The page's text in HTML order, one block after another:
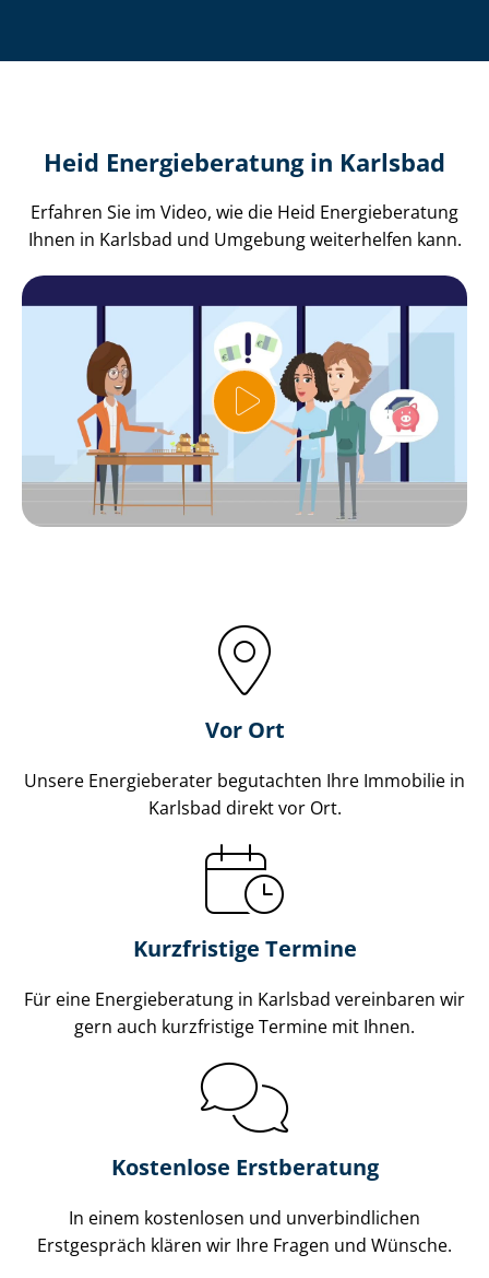
Heid Energieberatung in Karlsbad
Erfahren Sie im Video, wie die Heid Energieberatung
Ihnen in Karlsbad und Umgebung weiterhelfen kann.
Vor Ort
Unsere Energieberater begutachten Ihre Immobilie in
Karlsbad direkt vor Ort.
Kurzfristige Termine
Für eine Energieberatung in Karlsbad vereinbaren wir
gern auch kurzfristige Termine mit Ihnen.
Kostenlose Erstberatung
In einem kostenlosen und unverbindlichen
Erstgespräch klären wir Ihre Fragen und Wünsche.